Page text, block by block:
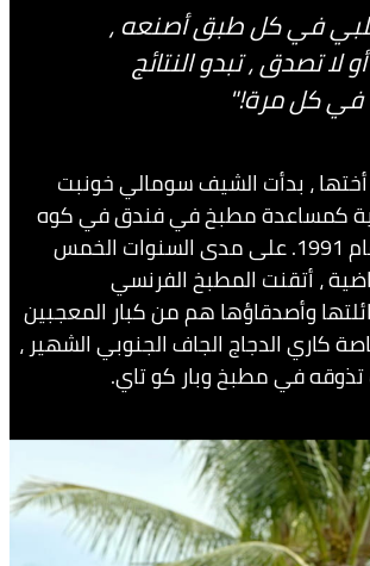
، بدأت الشيف سومالي خونبت
كمساعدة مطبخ في فندق في كوه
ساموي في عام 1991. على مدى السنوات الخمس
، أتقنت المطبخ الفرنسي
وأصدقاؤها هم من كبار المعجبين
كاري الدجاج الجاف الجنوبي الشهير ،
في مطبخ وبار كو تاي.
في كل طبق أصنعه ،
تصدق ، تبدو النتائج
كل مرة!"